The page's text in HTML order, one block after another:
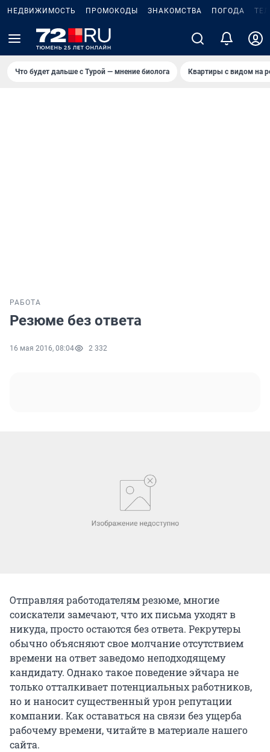
НЕДВИЖИМОСТЬ ПРОМОКОДЫ ЗНАКОМСТВА ПОГОДА
Что будет дальше с Турой — мнение биолога Квартиры с видом на
РАБОТА
Резюме без ответа
16 мая 2016, 08:04 2 332
Отправляя работодателям резюме, многие
соискатели замечают, что их письма уходят в
никуда, просто остаются без ответа. Рекрутеры
обычно объясняют свое молчание отсутствием
времени на ответ заведомо неподходящему
кандидату. Однако такое поведение эйчара не
только отталкивает потенциальных работников,
но и наносит существенный урон репутации
компании. Как оставаться на связи без ущерба
рабочему времени, читайте в материале нашего
сайта.